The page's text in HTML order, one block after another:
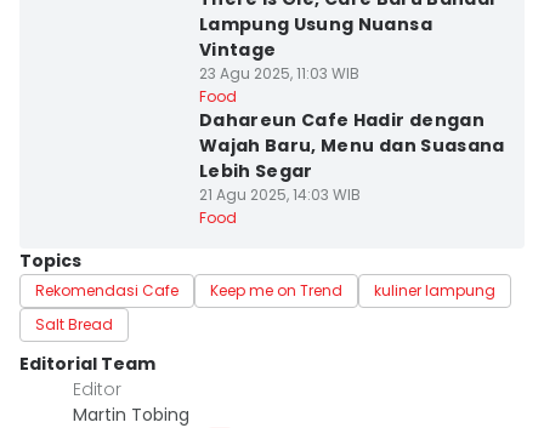
Lampung Usung Nuansa
Vintage
23 Agu 2025, 11:03 WIB
Food
Dahareun Cafe Hadir dengan
Wajah Baru, Menu dan Suasana
Lebih Segar
21 Agu 2025, 14:03 WIB
Food
Topics
Rekomendasi Cafe Keep me on Trend
kuliner lampung
Salt Bread
Editorial Team
Editor
Martin Tobing